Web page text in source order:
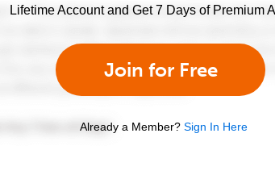
Lifetime Account and Get 7 Days of Premium
Join for Free
Already a Member? Sign In Here